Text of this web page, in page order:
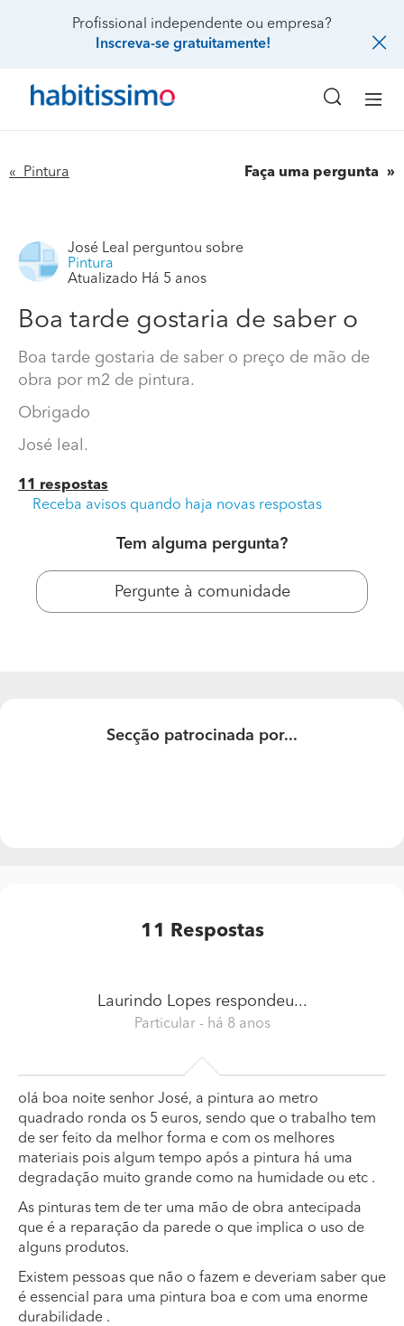
Profissional independente ou empresa?
Inscreva-se gratuitamente!
« Pintura Faça uma pergunta
José Leal
perguntou sobre
Pintura
Atualizado Há 5 anos
Boa tarde gostaria de saber o
Boa tarde gostaria de saber o preço de mão de
obra por m2 de pintura.
Obrigado
José leal.
11 respostas
Receba avisos quando haja novas respostas
Tem alguma pergunta?
Pergunte à comunidade
Secção patrocinada por...
11 Respostas
Laurindo Lopesrespondeu...
Particular - há 8 anos
olá boa noite senhor José, a pintura ao metro
quadrado ronda os 5 euros, sendo que o trabalho tem
de ser feito da melhor forma e com os melhores
materiais pois algum tempo após a pintura há uma
degradação muito grande como na humidade ou etc .
As pinturas tem de ter uma mão de obra antecipada
que é a reparação da parede o que implica o uso de
alguns produtos.
Existem pessoas que não o fazem e deveriam saber que
é essencial para uma pintura boa e com uma enorme
durabilidade .